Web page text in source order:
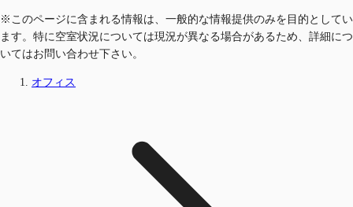
※このページに含まれる情報は、一般的な情報提供のみを目的としてい
ます。特に空室状況については現況が異なる場合があるため、詳細につ
いてはお問い合わせ下さい。
オフィス